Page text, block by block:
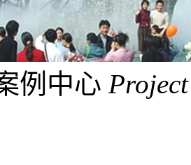
例中心